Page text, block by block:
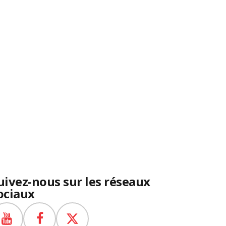
nous sur les réseaux